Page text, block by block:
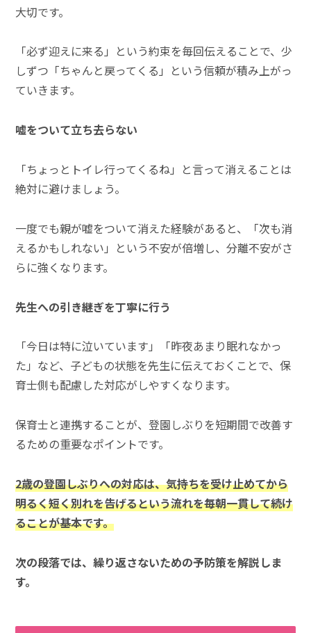
大切です。
「必ず迎えに来る」という約束を毎回伝えることで、少
しずつ「ちゃんと戻ってくる」という信頼が積み上がっ
ていきます。
嘘をついて立ち去らない
「ちょっとトイレ行ってくるね」と言って消えることは
絶対に避けましょう。
一度でも親が嘘をついて消えた経験があると、「次も消
えるかもしれない」という不安が倍増し、分離不安がさ
らに強くなります。
先生への引き継ぎを丁寧に行う
「今日は特に泣いています」「昨夜あまり眠れなかっ
た」など、子どもの状態を先生に伝えておくことで、保
育士側も配慮した対応がしやすくなります。
保育士と連携することが、登園しぶりを短期間で改善す
るための重要なポイントです。
2歳の登園しぶりへの対応は、気持ちを受け止めてから
明るく短く別れを告げるという流れを毎朝一貫して続け
ることが基本です。
次の段落では、繰り返さないための予防策を解説しま
す。